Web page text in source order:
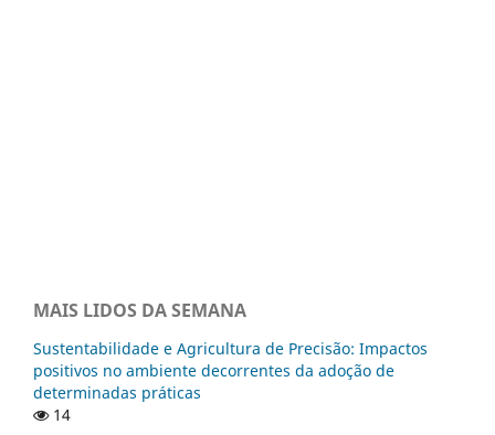
MAIS LIDOS DA SEMANA
Sustentabilidade e Agricultura de Precisão: Impactos
positivos no ambiente decorrentes da adoção de
determinadas práticas
14